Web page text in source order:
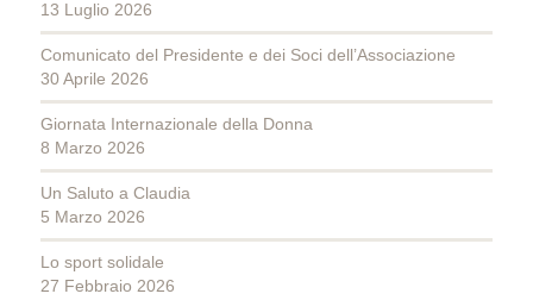
13 Luglio 2026
Comunicato del Presidente e dei Soci dell’Associazione
30 Aprile 2026
Giornata Internazionale della Donna
8 Marzo 2026
Un Saluto a Claudia
5 Marzo 2026
Lo sport solidale
27 Febbraio 2026